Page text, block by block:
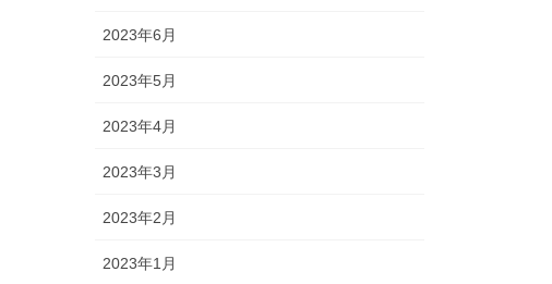
2023年6月
2023年5月
2023年4月
2023年3月
2023年2月
2023年1月